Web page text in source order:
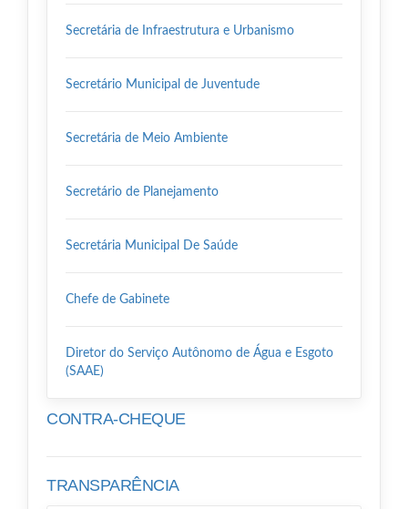
Secretária de Infraestrutura e Urbanismo
Secretário Municipal de Juventude
Secretária de Meio Ambiente
Secretário de Planejamento
Secretária Municipal De Saúde
Chefe de Gabinete
Diretor do Serviço Autônomo de Água e Esgoto
(SAAE)
CONTRA-CHEQUE
TRANSPARÊNCIA